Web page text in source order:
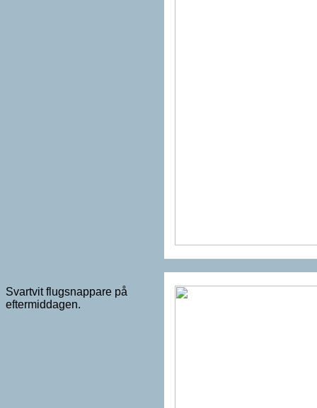
Svartvit flugsnappare på
eftermiddagen.